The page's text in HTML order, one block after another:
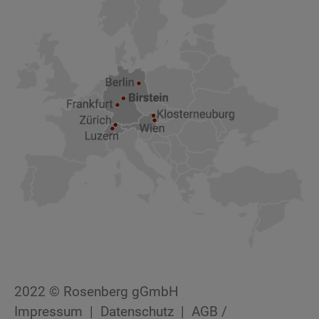
Impressum Datenschutz AGB /
2022 © Rosenberg gGmbH